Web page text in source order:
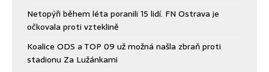
Netopýři během léta poranili 15 lidí. FN Ostrava je
očkovala proti vzteklině
Koalice ODS a TOP 09 už možná našla zbraň proti
stadionu Za Lužánkami